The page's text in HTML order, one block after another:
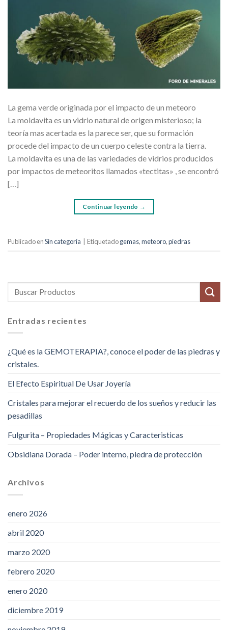
La gema verde originada por el impacto de un meteoro
La moldavita es un vidrio natural de origen misterioso; la
teoría mas acertada es la parece ser, que su formación
procede del impacto de un cuerpo celeste contra la tierra.
La moldavita es una de las variedades de vidrios producidos
por impactos de meteoritos llamados «tectitas» , se encontró
[…]
Continuar leyendo →
Publicado enSin categoría Etiquetadogemas,meteoro,piedras
Entradas recientes
¿Qué es la GEMOTERAPIA?, conoce el poder de las piedras y
cristales.
El Efecto Espiritual De Usar Joyería
Cristales para mejorar el recuerdo de los sueños y reducir las
pesadillas
Fulgurita – Propiedades Mágicas y Caracteristicas
Obsidiana Dorada – Poder interno, piedra de protección
Archivos
enero 2026
abril 2020
marzo 2020
febrero 2020
enero 2020
diciembre 2019